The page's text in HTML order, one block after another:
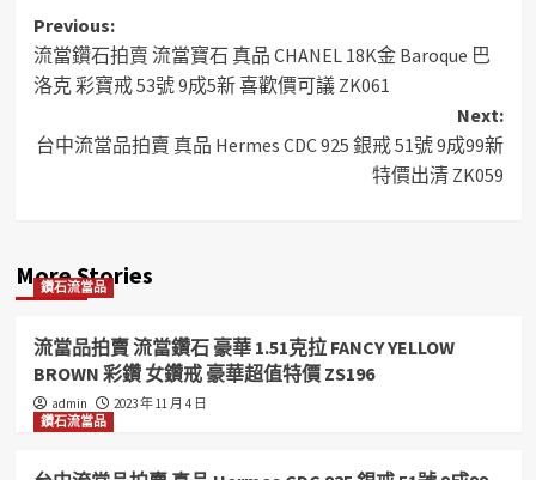
Post
navigation
Previous:
流當鑽石拍賣 流當寶石 真品 CHANEL 18K金 Baroque 巴
洛克 彩寶戒 53號 9成5新 喜歡價可議 ZK061
Next:
台中流當品拍賣 真品 Hermes CDC 925 銀戒 51號 9成99新
特價出清 ZK059
More Stories
鑽石流當品
流當品拍賣 流當鑽石 豪華 1.51克拉 FANCY YELLOW
BROWN 彩鑽 女鑽戒 豪華超值特價 ZS196
admin
2023 年 11 月 4 日
鑽石流當品